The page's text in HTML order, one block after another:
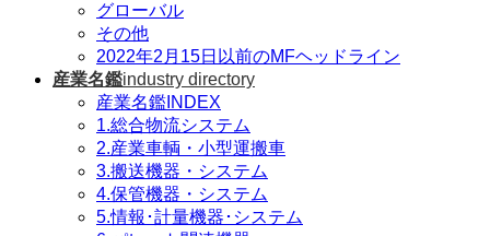
グローバル
その他
2022年2月15日以前のMFヘッドライン
産業名鑑industry directory
産業名鑑INDEX
1.総合物流システム
2.産業車輌・小型運搬車
3.搬送機器・システム
4.保管機器・システム
5.情報･計量機器･システム